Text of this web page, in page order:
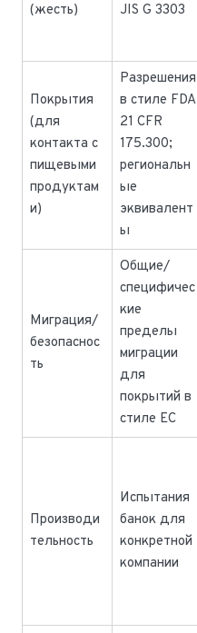
(жесть) JIS G 3303
Покрытия
(для
контакта с
пищевыми
продуктам
и)
Разрешения
в стиле FDA
21 CFR
175.300;
региональн
ые
эквивалент
ы
Миграция/
безопаснос
ть
Общие/
специфичес
кие
пределы
миграции
для
покрытий в
стиле ЕС
Производи
тельность
Испытания
банок для
конкретной
компании